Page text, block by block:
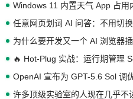
Windows 11 内置天气 App 占用
任意网页划词 AI 问答：不用切
为什么要开发又一个 AI 浏览器
🔥 Hot-Plug 实战：运行期管理
OpenAI 宣布为 GPT-5.6 Sol 调
许多顶级实验室的人现在几乎不